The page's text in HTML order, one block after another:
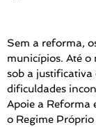
Sem a reforma,
municípios. Até o
sob a
dificuldades
Apoie a Reforma
o Regime